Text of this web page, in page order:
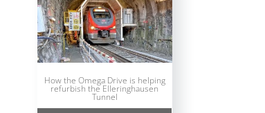
How the Omega Drive is helping
refurbish the Elleringhausen
Tunnel